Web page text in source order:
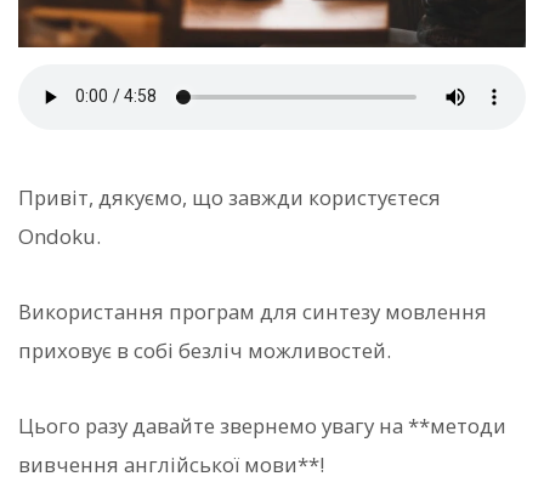
Привіт, дякуємо, що завжди користуєтеся
Ondoku.
Використання програм для синтезу мовлення
приховує в собі безліч можливостей.
Цього разу давайте звернемо увагу на **методи
вивчення англійської мови**!